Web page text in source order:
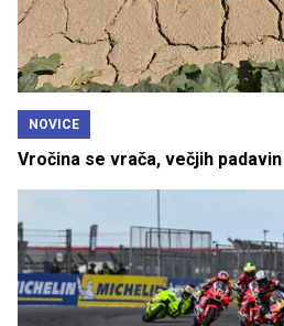
NOVICE
Vročina se vrača, večjih